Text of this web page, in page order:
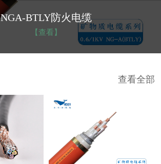
NGA-BTLY防火电缆
【查看】
查看全部